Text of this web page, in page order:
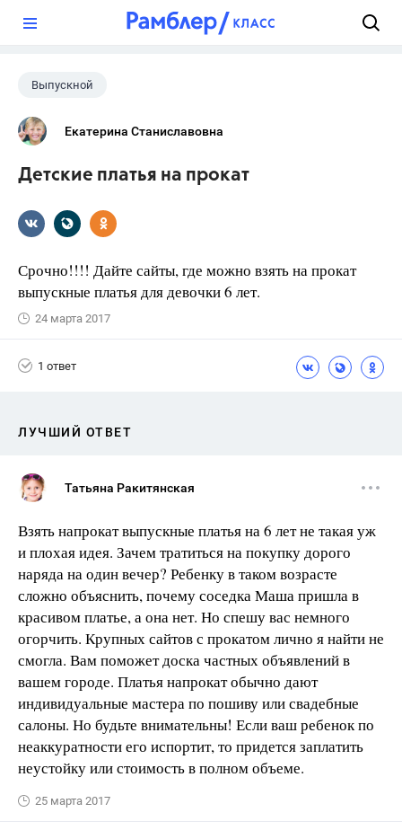
Выпускной
Екатерина Станиславовна
Детские платья на прокат
Срочно!!!! Дайте сайты, где можно взять на прокат
выпускные платья для девочки 6 лет.
24 марта 2017
1 ответ
ЛУЧШИЙ ОТВЕТ
Татьяна Ракитянская
Взять напрокат выпускные платья на 6 лет не такая уж
и плохая идея. Зачем тратиться на покупку дорого
наряда на один вечер? Ребенку в таком возрасте
сложно объяснить, почему соседка Маша пришла в
красивом платье, а она нет. Но спешу вас немного
огорчить. Крупных сайтов с прокатом лично я найти не
смогла. Вам поможет доска частных объявлений в
вашем городе. Платья напрокат обычно дают
индивидуальные мастера по пошиву или свадебные
салоны. Но будьте внимательны! Если ваш ребенок по
неаккуратности его испортит, то придется заплатить
неустойку или стоимость в полном объеме.
25 марта 2017